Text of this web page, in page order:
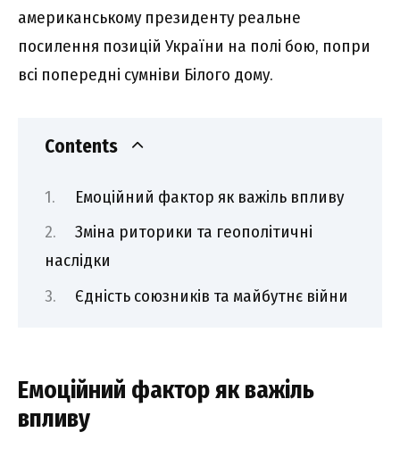
американському президенту реальне
посилення позицій України на полі бою, попри
всі попередні сумніви Білого дому.
Contents
Емоційний фактор як важіль впливу
Зміна риторики та геополітичні
наслідки
Єдність союзників та майбутнє війни
Емоційний фактор як важіль
впливу